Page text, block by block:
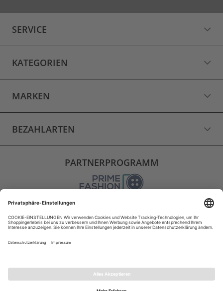
SERVICE
KATEGORIEN
MARKEN
BEZAHLARTEN
PARTNERPROGRAMM
VERSAND
WIDERRUF